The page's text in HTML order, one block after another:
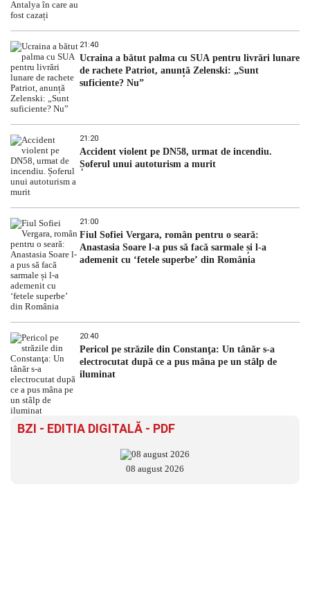
21:40
Ucraina a bătut palma cu SUA pentru livrări lunare
de rachete Patriot, anunță Zelenski: „Sunt
suficiente? Nu”
21:20
Accident violent pe DN58, urmat de incendiu.
Șoferul unui autoturism a murit
21:00
Fiul Sofiei Vergara, român pentru o seară:
Anastasia Soare l-a pus să facă sarmale și l-a
ademenit cu ‘fetele superbe’ din România
20:40
Pericol pe străzile din Constanţa: Un tânăr s-a
electrocutat după ce a pus mâna pe un stâlp de
iluminat
BZI - EDITIA DIGITALĂ - PDF
08 august 2026